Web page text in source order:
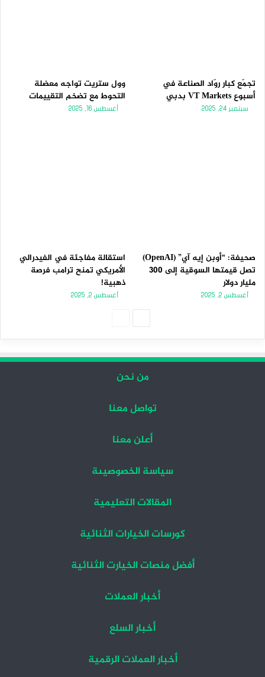
تجمّع كبار روّاد الصناعة في
أسبوع VT Markets بدبي
سبتمبر 24, 2025
وول ستريت تواجه معضلة
التحوط مع تضخم التقييمات
أغسطس 16, 2025
صحيفة: “أوبن إيه آي” (OpenAI)
تصل قيمتها السوقية إلى 300
مليار دولار
أغسطس 2, 2025
استقالة مفاجئة في الفيدرالي
الأمريكي تمنح ترامب فرصة
ذهبية!
أغسطس 2, 2025
من نحن
تواصل معنا
أعلن معنا
سياسة الخصوصيىة
المقالات التعليمية
كورسات الخيارات الثنائية
أفضل منصات الخيارت الثنائية
أخبار العملات
أخبار السلع
أخبار العملات الرقمية